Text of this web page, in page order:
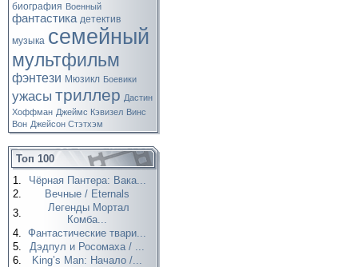
биография Военный
фантастика детектив
музыка семейный
мультфильм
фэнтези Мюзикл Боевики
ужасы триллер Дастин
Хоффман Джеймс Кэвизел Винс
Вон Джейсон Стэтхэм
Топ 100
1.
Чёрная Пантера: Вака...
2.
Вечные / Eternals
3.
Легенды Мортал
Комба...
4. Фантастические твари...
5.
Дэдпул и Росомаха / ...
6.
King’s Man: Начало /...